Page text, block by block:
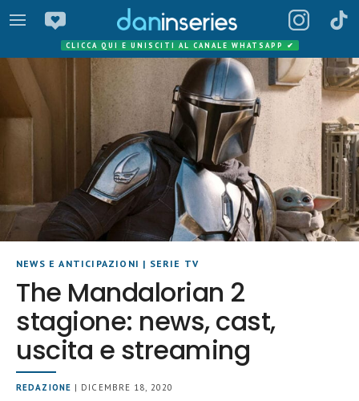
CLICCA QUI E UNISCITI AL CANALE WHATSAPP ✔
NEWS E ANTICIPAZIONI | SERIE TV
The Mandalorian 2
stagione: news, cast,
uscita e streaming
REDAZIONE | DICEMBRE 18, 2020